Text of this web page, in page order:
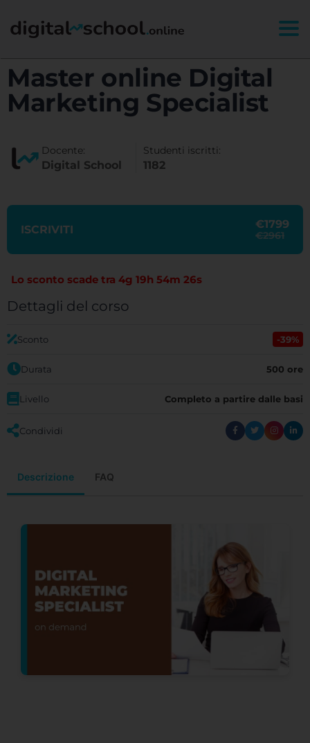
Master online Digital
Marketing Specialist
Docente:
Digital School
Studenti iscritti:
1182
ISCRIVITI €1799
€2961
Lo sconto scade tra 4g 19h 54m 25s
Dettagli del corso
Sconto -39%
Durata 500 ore
Livello Completo a partire dalle basi
Condividi
Descrizione FAQ